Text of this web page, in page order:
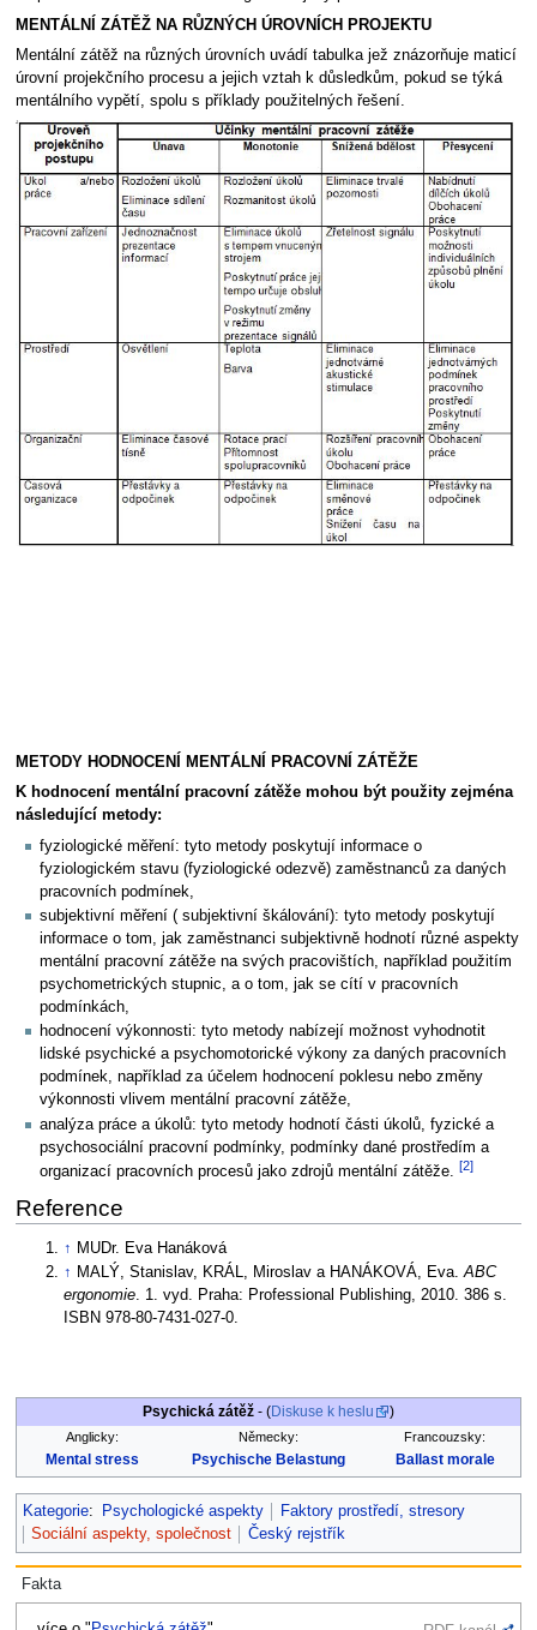
MENTÁLNÍ ZÁTĚŽ NA RŮZNÝCH ÚROVNÍCH PROJEKTU
Mentální zátěž na různých úrovních uvádí tabulka jež znázorňuje maticí
úrovní projekčního procesu a jejich vztah k důsledkům, pokud se týká
mentálního vypětí, spolu s příklady použitelných řešení.
METODY HODNOCENÍ MENTÁLNÍ PRACOVNÍ ZÁTĚŽE
K hodnocení mentální pracovní zátěže mohou být použity zejména
následující metody:
fyziologické měření: tyto metody poskytují informace o
fyziologickém stavu (fyziologické odezvě) zaměstnanců za daných
pracovních podmínek,
subjektivní měření ( subjektivní škálování): tyto metody poskytují
informace o tom, jak zaměstnanci subjektivně hodnotí různé aspekty
mentální pracovní zátěže na svých pracovištích, například použitím
psychometrických stupnic, a o tom, jak se cítí v pracovních
podmínkách,
hodnocení výkonnosti: tyto metody nabízejí možnost vyhodnotit
lidské psychické a psychomotorické výkony za daných pracovních
podmínek, například za účelem hodnocení poklesu nebo změny
výkonnosti vlivem mentální pracovní zátěže,
analýza práce a úkolů: tyto metody hodnotí části úkolů, fyzické a
psychosociální pracovní podmínky, podmínky dané prostředím a
organizací pracovních procesů jako zdrojů mentální zátěže. [2]
Reference
↑ MUDr. Eva Hanáková
↑ MALÝ, Stanislav, KRÁL, Miroslav a HANÁKOVÁ, Eva.ABC
ergonomie. 1. vyd. Praha: Professional Publishing, 2010. 386 s.
ISBN 978-80-7431-027-0.
Psychická zátěž - (Diskuse k heslu )
Anglicky: Německy: Francouzsky:
Mental stress Psychische Belastung Ballast morale
Kategorie: Psychologické aspekty
Faktory prostředí, stresory
Sociální aspekty, společnost
Český rejstřík
Fakta